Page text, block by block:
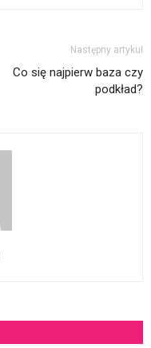
Następny artykuł
Co się najpierw baza czy
podkład?